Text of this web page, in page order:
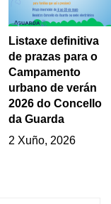
Listaxe definitiva
de prazas para o
Campamento
urbano de verán
2026 do Concello
da Guarda
2 Xuño, 2026